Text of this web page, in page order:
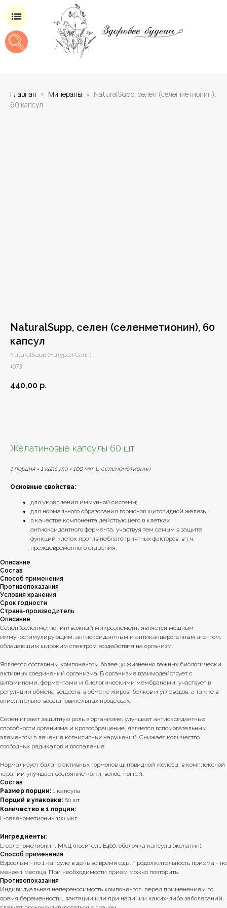
Главная Минералы
NaturalSupp, селен (селенметионин),
60 капсул
NaturalSupp, селен (селенметионин), 60
капсул
NaturalSupp (Натурал Сапп)
1973
440,00 р.
Желатиновые капсулы 60 шт
1 порция = 1 капсула = 100 мкг L-селенометионин
Основные свойства:
для укрепления иммунной системы;
для нормального образования гормонов щитовидной железы;
в качестве компонента действующего в клетках
антиоксидантного фермента, участвуя тем самым в защите
функций клеток против неблагоприятных факторов, в т.ч.
преждевременного старения.
Описание
Состав
Способ применения
Противопоказания
Условия хранения
Срок годности
Страна-производитель
Описание
Селен (селенметионин) важный микроэлемент, является мощным
иммуностимулирующим, антиоксидантным и антиканцерогенным агентом,
обладающим широким спектром воздействия на организм.
Является составным компонентом более 30 жизненно важных биологически
активных соединений организма. В организме взаимодействует с
витаминами, ферментами и биологическими мембранами, участвует в
регуляции обмена веществ, в обмене жиров, белков и углеводов, а также в
окислительно-восстановительных процессах.
Селен играет защитную роль в организме, улучшает антиоксидантные
способности организма и кровообращение, является вспомогательным
элементом в лечение когнитивных нарушений. Снижает количество
свободных радикалов и воспаление.
Нормализует баланс активных гормонов щитовидной железы, в комплексной
терапии улучшает состояние кожи, волос, ногтей.
Состав
Размер порции: 1 капсула
Порций в упаковке: 60 шт
Количество в 1 порции:
L-селенометионин 100 мкг
Ингредиенты:
L-селенометионин, МКЦ (носитель Е460, оболочка капсулы (желатин).
Способ применения
Взрослым - по 1 капсуле в день во время еды. Продолжительность приема - не
менее 1 месяца. При необходимости прием можно повторить.
Противопоказания
Индивидуальная непереносимость компонентов, перед применением во
время беременности, лактации или при наличии каких-либо заболеваний,